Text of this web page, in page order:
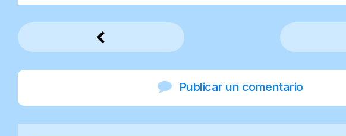
Publicar un comentario